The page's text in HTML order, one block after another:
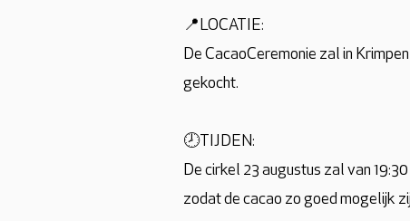
📍LOCATIE:
De CacaoCeremonie zal in
gekocht.
🕗TIJDEN:
De cirkel 23 augustus zal van
zodat de cacao zo goed mogelijk